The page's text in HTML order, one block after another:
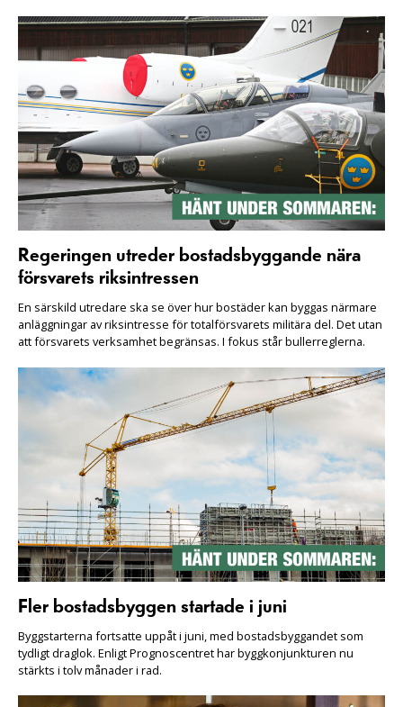
Regeringen utreder bostadsbyggande nära
försvarets riksintressen
En särskild utredare ska se över hur bostäder kan byggas närmare
anläggningar av riksintresse för totalförsvarets militära del. Det utan
att försvarets verksamhet begränsas. I fokus står bullerreglerna.
Fler bostadsbyggen startade i juni
Byggstarterna fortsatte uppåt i juni, med bostadsbyggandet som
tydligt draglok. Enligt Prognoscentret har byggkonjunkturen nu
stärkts i tolv månader i rad.